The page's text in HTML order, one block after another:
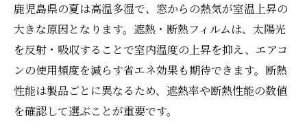
鹿児島県の夏は高温多湿で、窓からの熱気が室温上昇の
大きな原因となります。遮熱・断熱フィルムは、太陽光
を反射・吸収することで室内温度の上昇を抑え、エアコ
ンの使用頻度を減らす省エネ効果も期待できます。断熱
性能は製品ごとに異なるため、遮熱率や断熱性能の数値
を確認して選ぶことが重要です。